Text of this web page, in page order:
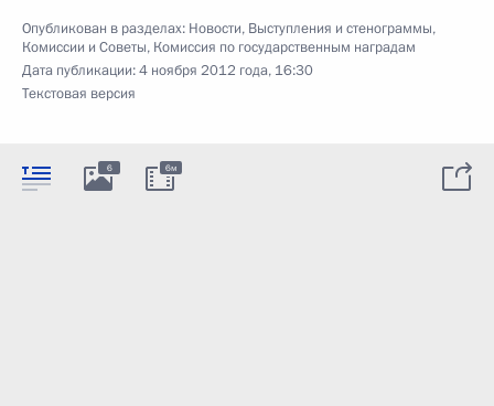
Опубликован в разделах: Новости, Выступления и стенограммы,
Комиссии и Советы, Комиссия по государственным наградам
Дата публикации:4 ноября 2012 года, 16:30
Текстовая версия
6 6м